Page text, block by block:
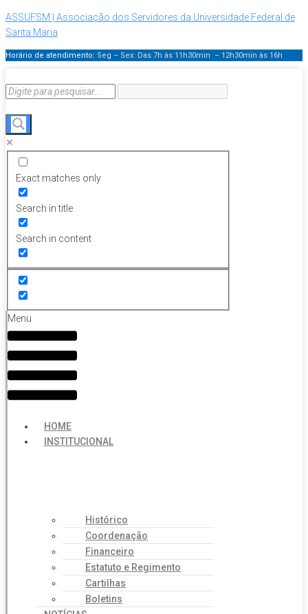
ASSUFSM | Associação dos Servidores da Universidade Federal de
Santa Maria
Horário de atendimento: Seg – Sex: Das 7h às 11h30min – 12h30min às 16h
Exact matches only
Search in title
Search in content
Menu
HOME
INSTITUCIONAL
Histórico
Coordenação
Financeiro
Estatuto e Regimento
Cartilhas
Boletins